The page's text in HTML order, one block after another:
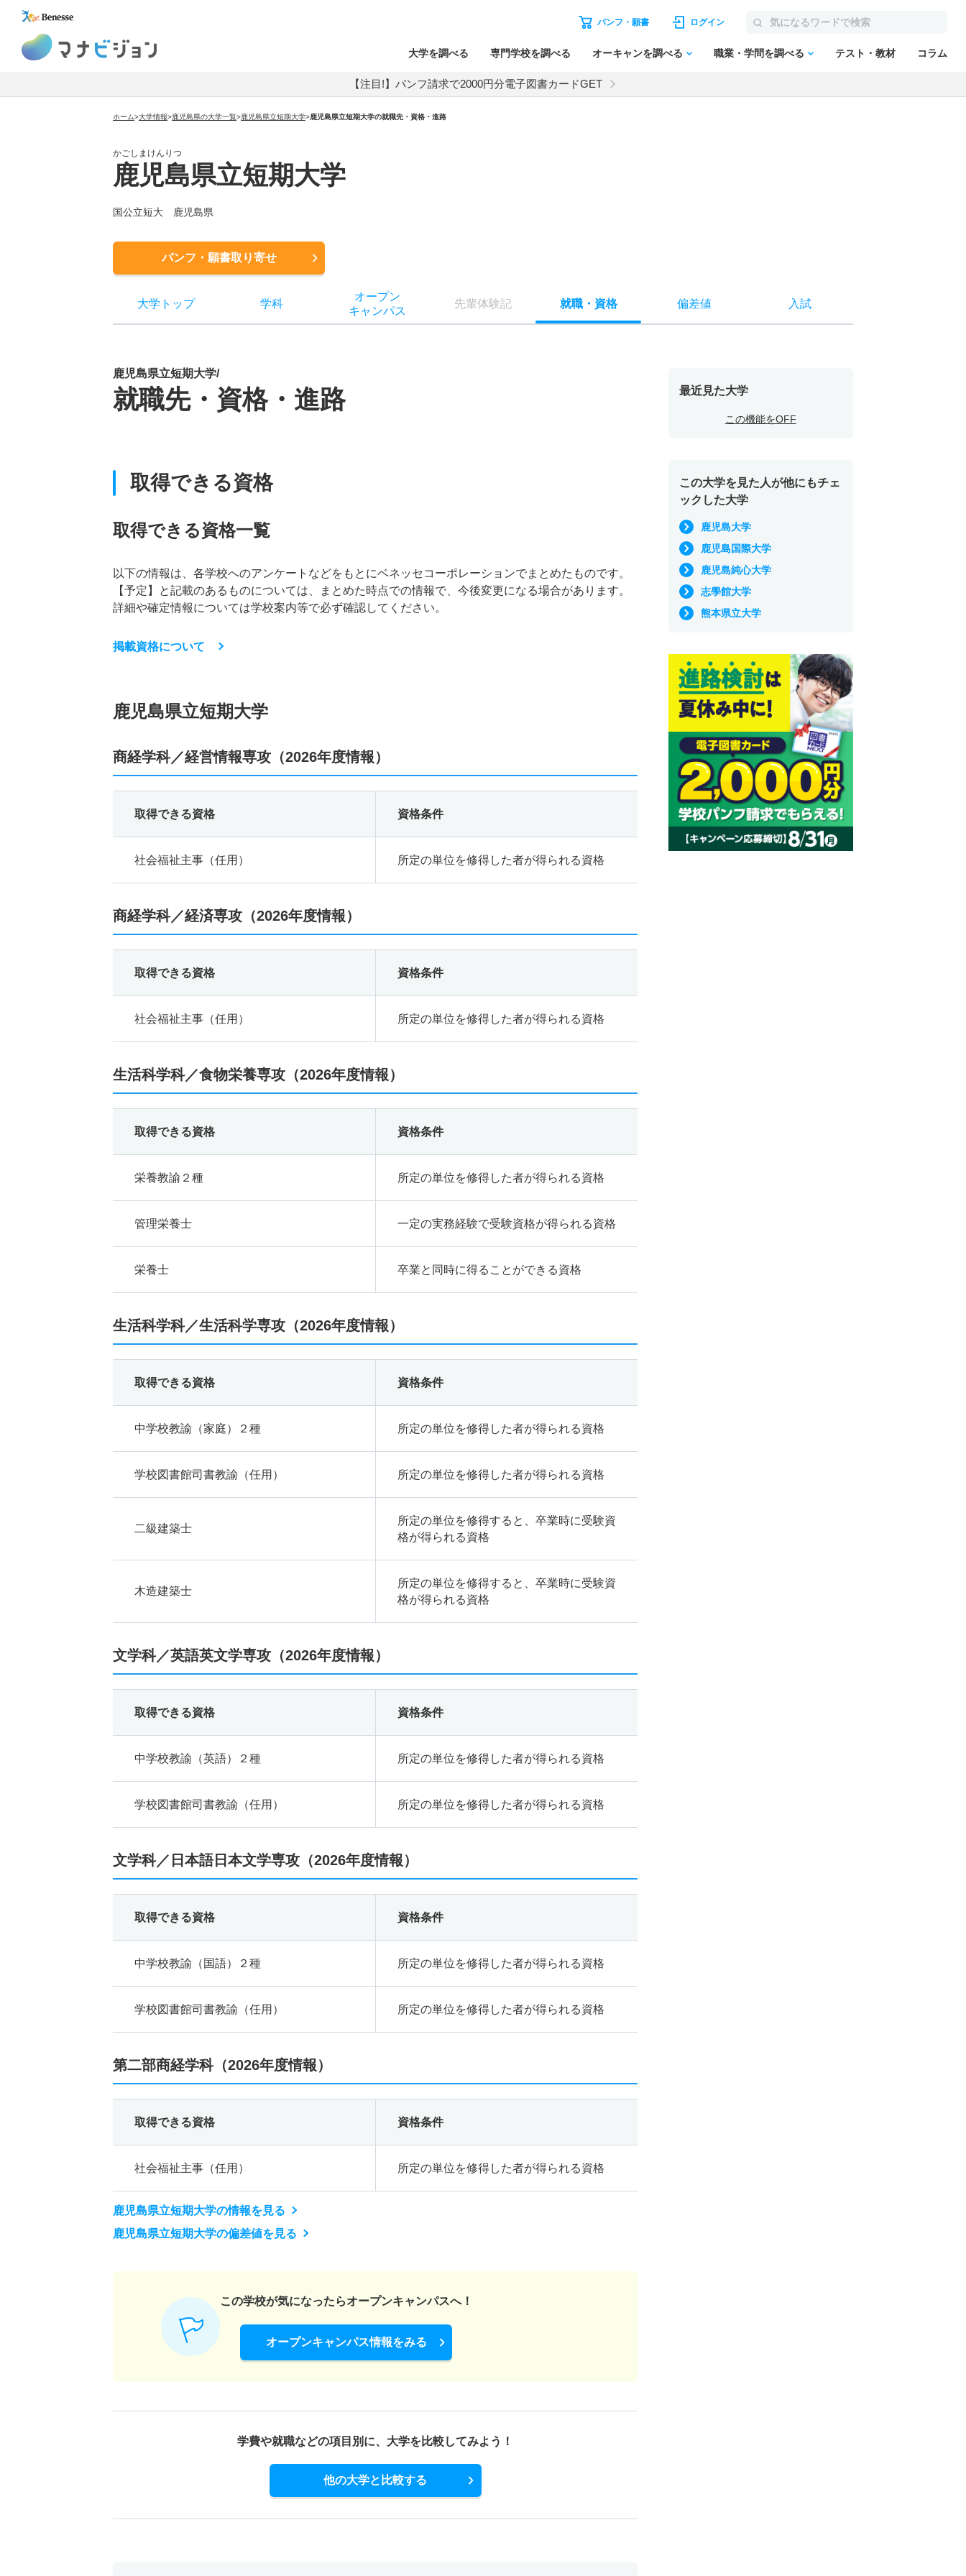
パンフ・願書 ログイン
大学を調べる 専門学校を調べる オーキャンを調べる 職業・学問を調べる テスト・教材 コラム
【注目!】パンフ請求で2000円分電子図書カードGET
ホーム>大学情報>鹿児島県の大学一覧>鹿児島県立短期大学>鹿児島県立短期大学の就職先・資格・進路
かごしまけんりつ
鹿児島県立短期大学
国公立短大 鹿児島県
パンフ・願書取り寄せ
大学トップ 学科
オープン
キャンパス
先輩体験記 就職・ 資格 偏差値 入試
鹿児島県立短期大学/
就職先・資格・進路
取得できる資格
取得できる資格一覧
以下の情報は、各学校へのアンケートなどをもとにベネッセコーポレーションでまとめたものです。
【予定】と記載のあるものについては、まとめた時点での情報で、今後変更になる場合があります。
詳細や確定情報については学校案内等で必ず確認してください。
掲載資格について
鹿児島県立短期大学
商経学科／経営情報専攻（2026年度情報）
取得できる資格 資格条件
社会福祉主事（任用） 所定の単位を修得した者が得られる資格
商経学科／経済専攻（2026年度情報）
取得できる資格 資格条件
社会福祉主事（任用） 所定の単位を修得した者が得られる資格
生活科学科／食物栄養専攻（2026年度情報）
取得できる資格 資格条件
栄養教諭２種 所定の単位を修得した者が得られる資格
管理栄養士 一定の実務経験で受験資格が得られる資格
栄養士 卒業と同時に得ることができる資格
生活科学科／生活科学専攻（2026年度情報）
取得できる資格 資格条件
中学校教諭（家庭）２種 所定の単位を修得した者が得られる資格
学校図書館司書教諭（任用） 所定の単位を修得した者が得られる資格
二級建築士
所定の単位を修得すると、卒業時に受験資
格が得られる資格
木造建築士
所定の単位を修得すると、卒業時に受験資
格が得られる資格
文学科／英語英文学専攻（2026年度情報）
取得できる資格 資格条件
中学校教諭（英語）２種 所定の単位を修得した者が得られる資格
学校図書館司書教諭（任用） 所定の単位を修得した者が得られる資格
文学科／日本語日本文学専攻（2026年度情報）
取得できる資格 資格条件
中学校教諭（国語）２種 所定の単位を修得した者が得られる資格
学校図書館司書教諭（任用） 所定の単位を修得した者が得られる資格
第二部商経学科（2026年度情報）
取得できる資格 資格条件
社会福祉主事（任用） 所定の単位を修得した者が得られる資格
鹿児島県立短期大学の情報を見る
鹿児島県立短期大学の偏差値を見る
この学校が気になったらオープンキャンパスへ！
オープンキャンパス情報をみる
学費や就職などの項目別に、 大学を比較してみよう！
他の大学と比較する
最近見た大学
この機能をOFF
この大学を見た人が他にもチェ
ックした大学
鹿児島大学
鹿児島国際大学
鹿児島純心大学
志學館大学
熊本県立大学